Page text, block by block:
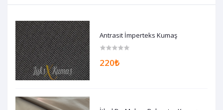
Antrasit İmperteks Kumaş
220₺